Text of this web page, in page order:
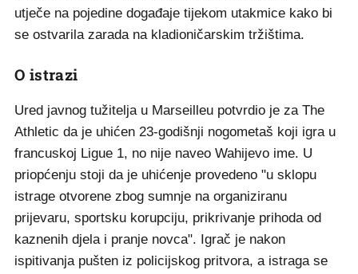
utječe na pojedine događaje tijekom utakmice kako bi
se ostvarila zarada na kladioničarskim tržištima.
O istrazi
Ured javnog tužitelja u Marseilleu potvrdio je za The
Athletic da je uhićen 23-godišnji nogometaš koji igra u
francuskoj Ligue 1, no nije naveo Wahijevo ime. U
priopćenju stoji da je uhićenje provedeno "u sklopu
istrage otvorene zbog sumnje na organiziranu
prijevaru, sportsku korupciju, prikrivanje prihoda od
kaznenih djela i pranje novca". Igrač je nakon
ispitivanja pušten iz policijskog pritvora, a istraga se